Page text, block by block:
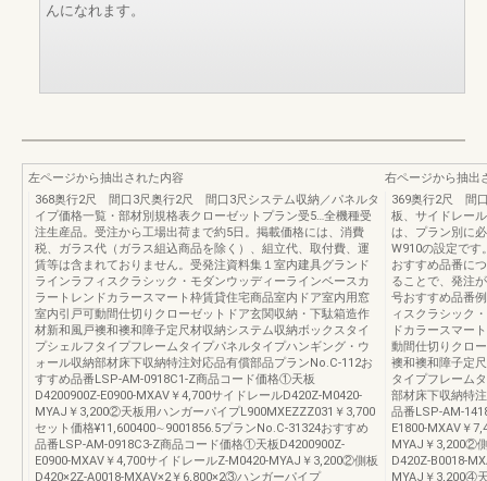
んになれます。
左ページから抽出された内容
368奥行2尺 間口3尺奥行2尺 間口3尺システム収納／パネルタ
イプ価格一覧・部材別規格表クローゼットプラン受5…全機種受
注生産品。受注から工場出荷まで約5日。掲載価格には、消費
税、ガラス代（ガラス組込商品を除く）、組立代、取付費、運
賃等は含まれておりません。受発注資料集１室内建具グランド
ラインラフィスクラシック・モダンウッディーラインベースカ
ラートレンドカラースマート枠賃貸住宅商品室内ドア室内用窓
室内引戸可動間仕切りクローゼットドア玄関収納・下駄箱造作
材新和風戸襖和襖和障子定尺材収納システム収納ボックスタイ
プシェルフタイプフレームタイプパネルタイプハンギング・ウ
ォール収納部材床下収納特注対応品有償部品プランNo.C-112お
すすめ品番LSP-AM-0918C1-Z商品コード価格①天板
D4200900Z-E0900-MXAV￥4,700サイドレールD420Z-M0420-
MYAJ￥3,200②天板用ハンガーパイプL900MXEZZZ031￥3,700
セット価格¥11,600400∼9001856.5プランNo.C-31324おすすめ
品番LSP-AM-0918C3-Z商品コード価格①天板D4200900Z-
E0900-MXAV￥4,700サイドレールZ-M0420-MYAJ￥3,200②側板
D420×2Z-A0018-MXAV×2￥6,800×2③ハンガーパイプ
右ページから抽出
369奥行2尺 間
板、サイドレー
は、プラン別に
W910の設定です
おすすめ品番に
ることで、発注
号おすすめ品番
ィスクラシック
ドカラースマー
動間仕切りクロ
襖和襖和障子定
タイプフレーム
部材床下収納特
品番LSP-AM-
E1800-MXAV￥
MYAJ￥3,200②
D420Z-B0018-
MYAJ￥3,200④